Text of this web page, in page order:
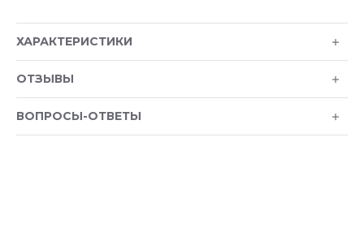
ХАРАКТЕРИСТИКИ
ОТЗЫВЫ
ВОПРОСЫ-ОТВЕТЫ